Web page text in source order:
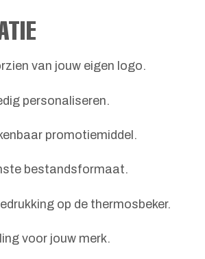
van jouw eigen logo.
personaliseren.
promotiemiddel.
bestandsformaat.
op de thermosbeker.
voor jouw merk.